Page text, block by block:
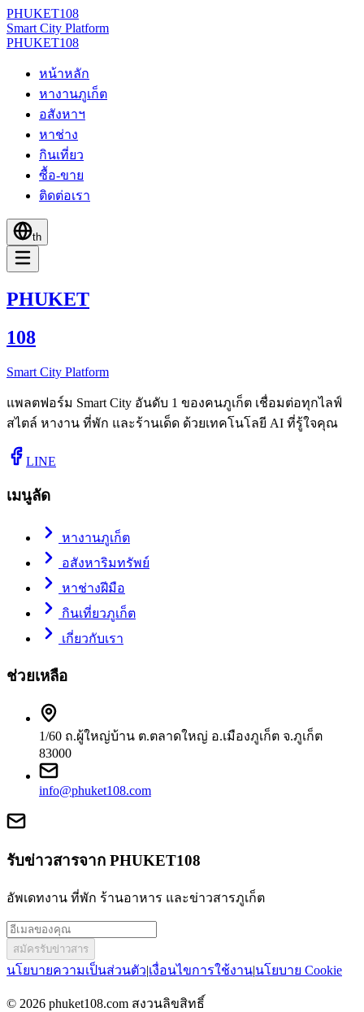
PHUKET108
Smart City Platform
PHUKET108
หน้าหลัก
หางานภูเก็ต
อสังหาฯ
หาช่าง
กินเที่ยว
ซื้อ-ขาย
ติดต่อเรา
th
PHUKET
108
Smart City Platform
แพลตฟอร์ม Smart City อันดับ 1 ของคนภูเก็ต เชื่อมต่อทุกไลฟ์
สไตล์ หางาน ที่พัก และร้านเด็ด ด้วยเทคโนโลยี AI ที่รู้ใจคุณ
LINE
เมนูลัด
หางานภูเก็ต
อสังหาริมทรัพย์
หาช่างฝีมือ
กินเที่ยวภูเก็ต
เกี่ยวกับเรา
ช่วยเหลือ
1/60 ถ.ผู้ใหญ่บ้าน ต.ตลาดใหญ่ อ.เมืองภูเก็ต จ.ภูเก็ต
83000
info@phuket108.com
รับข่าวสารจาก PHUKET108
อัพเดทงาน ที่พัก ร้านอาหาร และข่าวสารภูเก็ต
สมัครรับข่าวสาร
นโยบายความเป็นส่วนตัว|เงื่อนไขการใช้งาน|นโยบาย Cookie
© 2026 phuket108.com สงวนลิขสิทธิ์